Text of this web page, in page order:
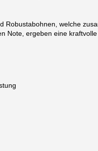
Robustabohnen, welche
Note, ergeben eine